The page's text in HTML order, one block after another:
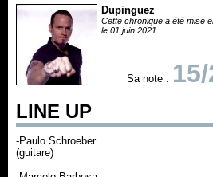
Dupinguez
Cette chronique a été mise
le 01 juin 2021
Sa note :
LINE UP
-Paulo Schroeber
(guitare)